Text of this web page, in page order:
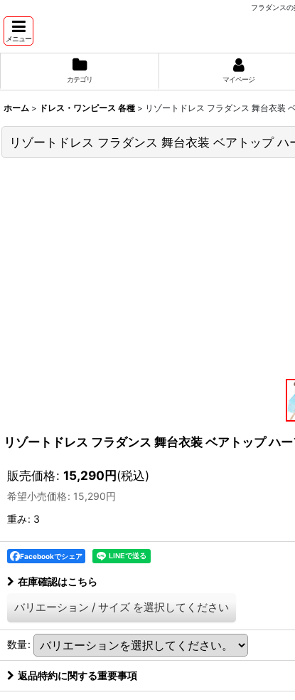
フラダンス
メニュー
カテゴリ マイページ
ホーム > ドレス・ワンピース 各種 > リゾートドレス フラダンス 舞台衣装
リゾートドレス フラダンス 舞台衣装 ベアトップ ハ
リゾートドレス フラダンス 舞台衣装 ベアトップ ハ
販売価格: 15,290円(税込)
希望小売価格: 15,290円
重み: 3
Facebookでシェア
在庫確認はこちら
バリエーション / サイズ を選択してください
数量:
返品特約に関する重要事項